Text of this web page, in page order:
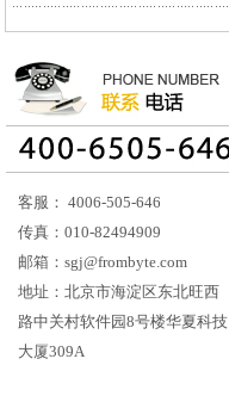
客服： 4006-505-646
传真：010-82494909
邮箱：sgj@frombyte.com
地址：北京市海淀区东北旺西
路中关村软件园8号楼华夏科技
大厦309A